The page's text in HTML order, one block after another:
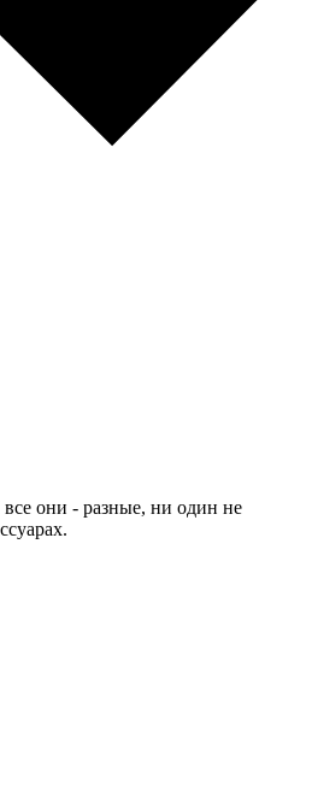
они - разные, ни один не